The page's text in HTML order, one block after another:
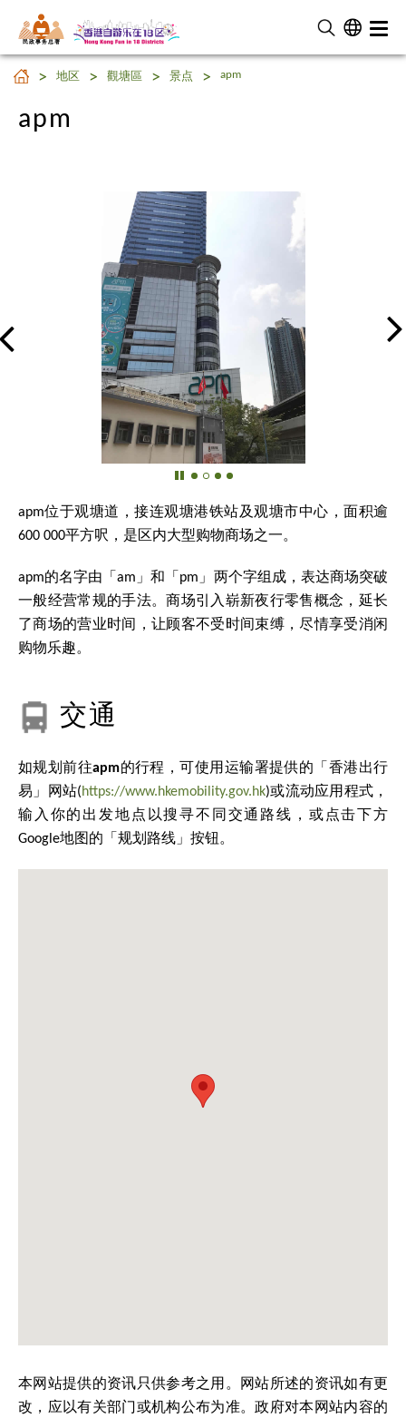
民 政 事 务 总 署
apm
地区 觀塘區 景点 apm
apm
apm位于观塘道，接连观塘港铁站及观塘市中心，面积逾
600 000平方呎，是区内大型购物商场之一。
apm的名字由「am」和「pm」两个字组成，表达商场突破
一般经营常规的手法。商场引入崭新夜行零售概念，延长
了商场的营业时间，让顾客不受时间束缚，尽情享受消闲
购物乐趣。
交通
如规划前往apm的行程，可使用运输署提供的「香港出行
易」网站(https://www.hkemobility.gov.hk)或流动应用程式，
输入你的出发地点以搜寻不同交通路线，或点击下方
Google地图的「规划路线」按钮。
本网站提供的资讯只供参考之用。网站所述的资讯如有更
改，应以有关部门或机构公布为准。政府对本网站内容的